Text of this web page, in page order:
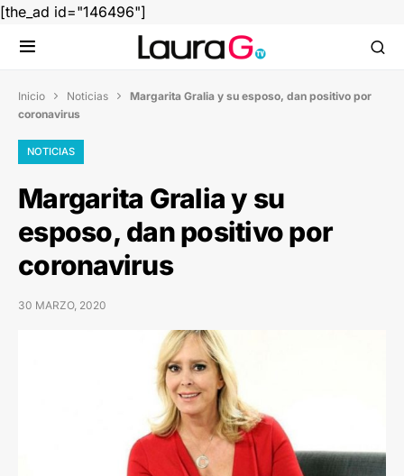
[the_ad id="146496"]
Inicio  Noticias  Margarita Gralia y su esposo, dan positivo por
coronavirus
NOTICIAS
Margarita Gralia y su
esposo, dan positivo por
coronavirus
30 MARZO, 2020